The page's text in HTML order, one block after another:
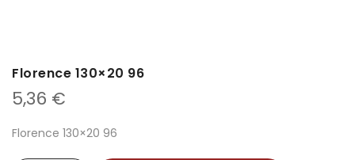
Florence 130×20 96
5,36 €
Florence 130×20 96